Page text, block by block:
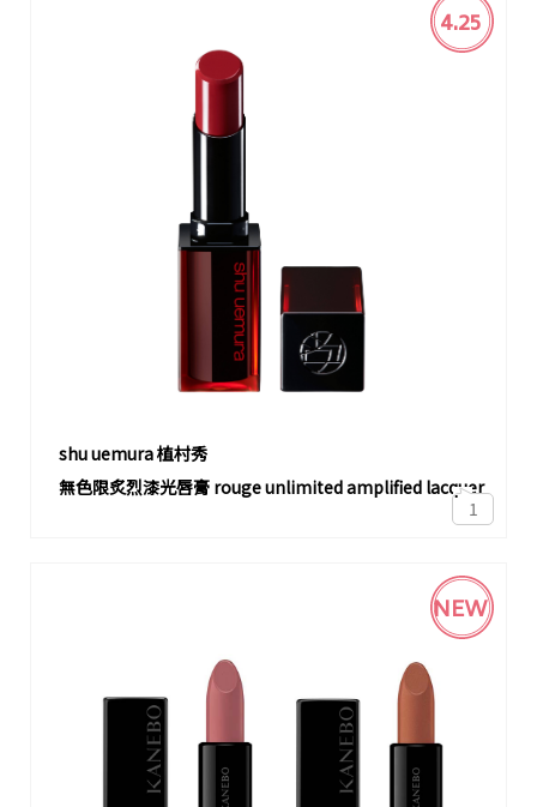
shu uemura 植村秀
無色限炙烈漆光唇膏 rouge unlimited amplified lacquer
4.25
1
NEW